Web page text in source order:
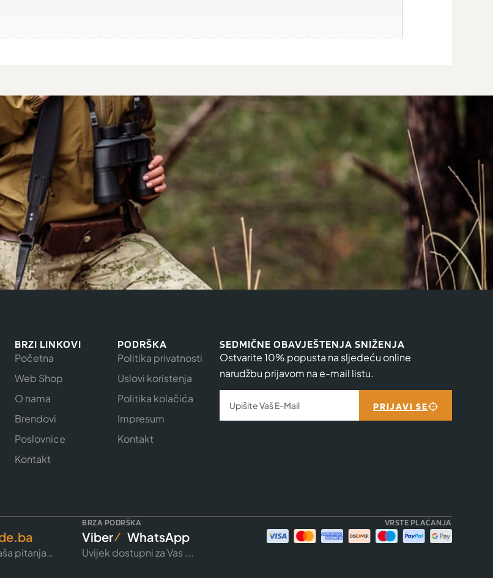
BRZI LINKOVI
Početna
Web Shop
O nama
Brendovi
Poslovnice
Kontakt
PODRŠKA
Politika privatnosti
Uslovi koristenja
Politika kolačića
Impresum
Kontakt
SEDMIČNE OBAVJEŠTENJA SNIŽENJA
Ostvarite 10% popusta na sljedeću online
narudžbu prijavom na e-mail listu.
PRIJAVI SE
pitanja…
BRZA PODRŠKA
Viber WhatsApp
Uvijek dostupni za Vas ...
VRSTE PLAĆANJA